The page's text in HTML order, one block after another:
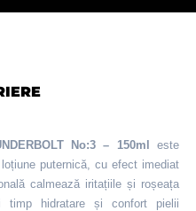
No:3 – 150ml
este
puternică, cu efect imediat
calmează iritațiile și roșeața
timp hidratare și confort pielii